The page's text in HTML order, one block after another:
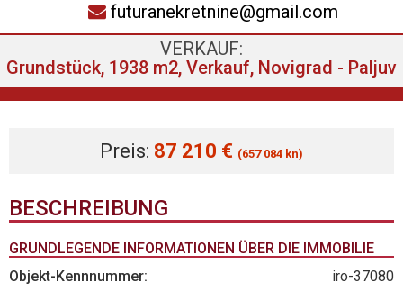
futuranekretnine@gmail.com
VERKAUF:
Grundstück, 1938 m2, Verkauf, Novigrad - Paljuv
Preis: 87 210 € (657 084 kn)
BESCHREIBUNG
GRUNDLEGENDE INFORMATIONEN ÜBER DIE IMMOBILIE
Objekt-Kennnummer:
iro-37080